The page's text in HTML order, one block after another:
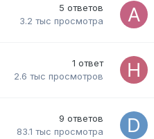
5 ответов
3.2 тыс просмотра
1 ответ
2.6 тыс просмотров
9 ответов
83.1 тыс просмотра